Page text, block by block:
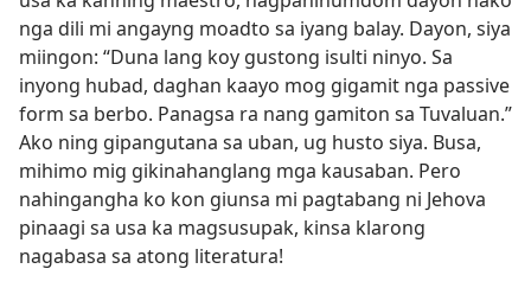
nga dili mi angayng moadto sa iyang balay. Dayon, siya
miingon: “Duna lang koy gustong isulti ninyo. Sa
inyong hubad, daghan kaayo mog gigamit nga passive
form sa berbo. Panagsa ra nang gamiton sa Tuvaluan.”
Ako ning gipangutana sa uban, ug husto siya. Busa,
mihimo mig gikinahanglang mga kausaban. Pero
nahingangha ko kon giunsa mi pagtabang ni Jehova
pinaagi sa usa ka magsusupak, kinsa klarong
nagabasa sa atong literatura!